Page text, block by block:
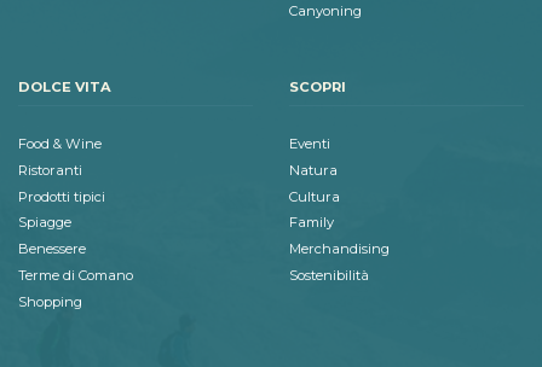
Canyoning
DOLCE VITA
Food & Wine
Ristoranti
Prodotti tipici
Spiagge
Benessere
Terme di Comano
Shopping
SCOPRI
Eventi
Natura
Cultura
Family
Merchandising
Sostenibilità